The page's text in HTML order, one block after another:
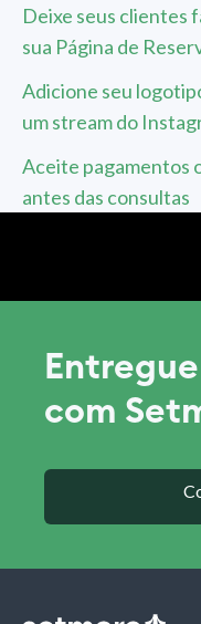
Deixe seus clientes
sua Página de
Adicione seu
um stream do
Aceite pagamentos
antes das consultas
com